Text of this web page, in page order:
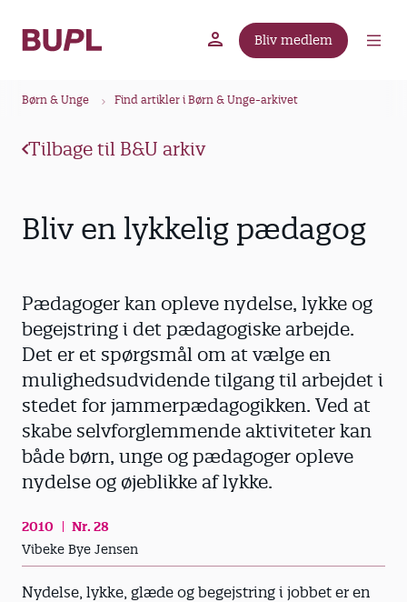
Bliv medlem
Børn & Unge Find artikler i Børn & Unge-arkivet
Tilbage til B&U arkiv
Bliv en lykkelig pædagog
Pædagoger kan opleve nydelse, lykke og
begejstring i det pædagogiske arbejde.
Det er et spørgsmål om at vælge en
mulighedsudvidende tilgang til arbejdet i
stedet for jammerpædagogikken. Ved at
skabe selvforglemmende aktiviteter kan
både børn, unge og pædagoger opleve
nydelse og øjeblikke af lykke.
2010
Nr. 28
Vibeke Bye Jensen
Nydelse, lykke, glæde og begejstring i jobbet er en